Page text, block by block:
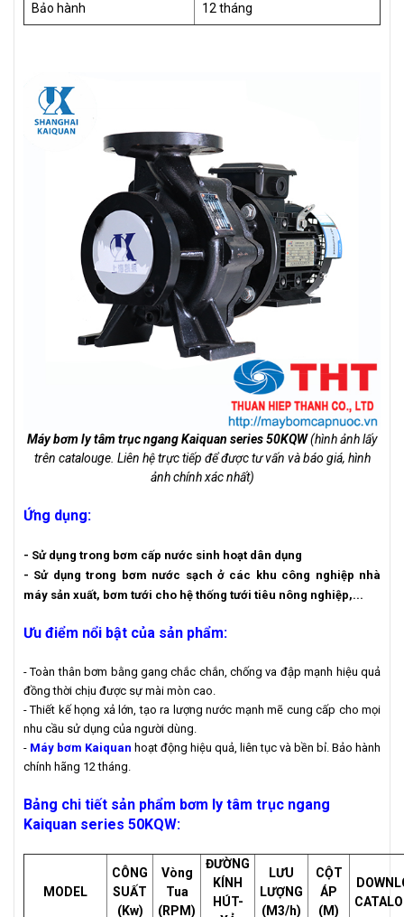
Bảo hành
12 tháng
Máy bơm ly tâm trục ngang Kaiquan series50KQW(hình ảnh lấy
trên catalouge. Liên hệ trực tiếp để được tư vấn và báo giá, hình
ảnh chính xác nhất)
Ứng dụng:
- Sử dụng trong bơm cấp nước sinh hoạt dân dụng
- Sử dụng trong bơm nước sạch ở các khu công nghiệp nhà
máy sản xuất, bơm tưới cho hệ thống tưới tiêu nông nghiệp,...
Ưu điểm nổi bật của sản phẩm:
- Toàn thân bơm bằng gang chắc chắn, chống va đập mạnh hiệu quả
đồng thời chịu được sự mài mòn cao.
- Thiết kế họng xả lớn, tạo ra lượng nước mạnh mẽ cung cấp cho mọi
nhu cầu sử dụng của người dùng.
- Máy bơm Kaiquan hoạt động hiệu quả, liên tục và bền bỉ. Bảo hành
chính hãng 12 tháng.
Bảng chi tiết sản phẩm bơm ly tâm trục ngang
Kaiquan series 50KQW:
MODEL
CÔNG
SUẤT
(Kw)
Vòng
Tua
(RPM)
ĐƯỜNG
KÍNH
HÚT-
LƯU
LƯỢNG
(M3/h)
CỘT
ÁP
(M)